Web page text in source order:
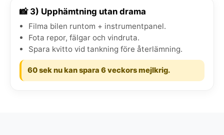
📸 3) Upphämtning utan drama
Filma bilen runtom + instrumentpanel.
Fota repor, fälgar och vindruta.
Spara kvitto vid tankning före återlämning.
60 sek nu kan spara 6 veckors mejlkrig.